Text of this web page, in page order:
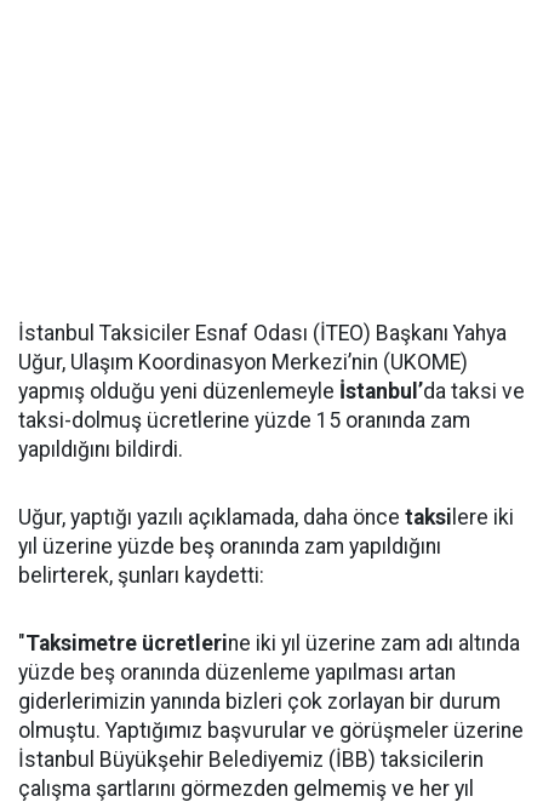
İstanbul Taksiciler Esnaf Odası (İTEO) Başkanı Yahya
Uğur, Ulaşım Koordinasyon Merkezi’nin (UKOME)
yapmış olduğu yeni düzenlemeyle İstanbul’da taksi ve
taksi-dolmuş ücretlerine yüzde 15 oranında zam
yapıldığını bildirdi.
Uğur, yaptığı yazılı açıklamada, daha önce taksi lere iki
yıl üzerine yüzde beş oranında zam yapıldığını
belirterek, şunları kaydetti:
"Taksimetre ücretlerine iki yıl üzerine zam adı altında
yüzde beş oranında düzenleme yapılması artan
giderlerimizin yanında bizleri çok zorlayan bir durum
olmuştu. Yaptığımız başvurular ve görüşmeler üzerine
İstanbul Büyükşehir Belediyemiz (İBB) taksicilerin
çalışma şartlarını görmezden gelmemiş ve her yıl